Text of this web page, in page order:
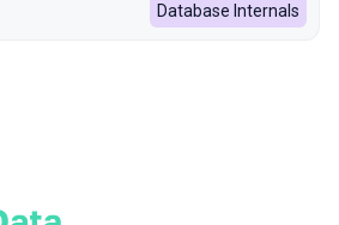
Database Internals